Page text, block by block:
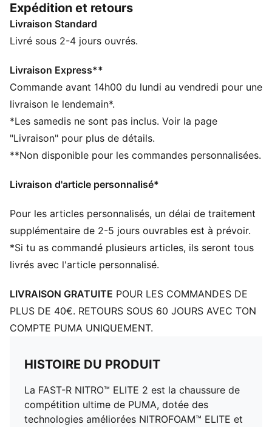
tige ULTRAWEAVE assure un ajustement léger et
optimal, tandis que le support PWRTAPE te permet
d’être pleinement en contrôle pendant ta course. Sur
chaussure t’offre une vitesse et un amorti imbattables
pour que tu puisses donner le meilleur de toi-même.
CARACTÉRISTIQUES + AVANTAGES
NITRO™ ELITE : une technologie révolutionnaire de
mousse infusée à l’azote, utilisant des matériaux de
qualité supérieure pour délivrer une énergie explosive
PLAQUE ALLONGÉE PWRPLATE : longue plaque en
maximale à chaque foulée, avec une extension au-delà
des orteils pour augmenter la propulsion et la
longueur de la foulée
PUMAGRIP : semelle extérieure en caoutchouc
résistant offrant une adhérence multi-surfaces
DÉTAILS
Hauteur de semelle : 32 mm à 40 mm
Talon à pointe : 8 mm
Poids de la chaussure : 265 g (taille EU 42)
Expédition et retours
Livraison Standard
Livré sous 2-4 jours ouvrés.
Livraison Express**
Commande avant 14h00 du lundi au vendredi pour une
livraison le lendemain*.
*Les samedis ne sont pas inclus. Voir la page
"Livraison" pour plus de détails.
**Non disponible pour les commandes personnalisées.
Livraison d'article personnalisé*
Pour les articles personnalisés, un délai de traitement
supplémentaire de 2-5 jours ouvrables est à prévoir.
*Si tu as commandé plusieurs articles, ils seront tous
livrés avec l'article personnalisé.
LIVRAISON GRATUITE POUR LES COMMANDES DE
PLUS DE 40€. RETOURS SOUS 60 JOURS AVEC TON
COMPTE PUMA UNIQUEMENT.
HISTOIRE DU PRODUIT
La FAST-R NITRO™ ELITE 2 est la chaussure de
compétition ultime de PUMA, dotée des
technologies améliorées NITROFOAM™ ELITE et